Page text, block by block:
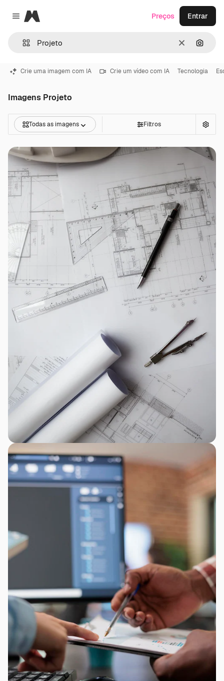
Close menu
Magnific
Limpar
Preços Entrar
Crie uma imagem com IA Crie um vídeo com IA Tecnologia
Imagens Projeto
Todas as imagens Filtros